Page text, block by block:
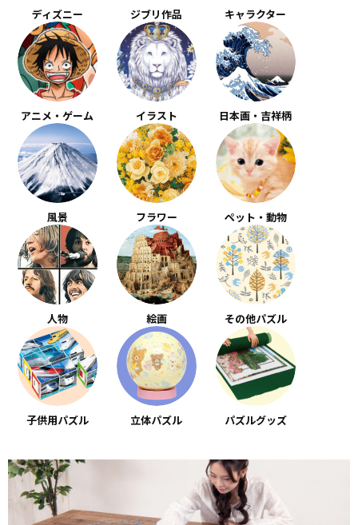
ディズニー ジブリ作品 キャラクター
アニメ・ゲーム イラスト 日本画・吉祥柄
風景 フラワー ペット・動物
人物 絵画 その他パズル
子供用パズル 立体パズル パズルグッズ